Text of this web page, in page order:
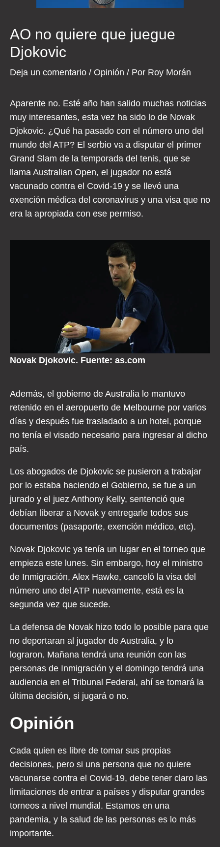
AO no quiere que juegue
Djokovic
Deja un comentario / Opinión / Por Roy Morán
Aparente no. Esté año han salido muchas noticias
muy interesantes, esta vez ha sido lo de Novak
Djokovic. ¿Qué ha pasado con el número uno del
mundo del ATP? El serbio va a disputar el primer
Grand Slam de la temporada del tenis, que se
llama Australian Open, el jugador no está
vacunado contra el Covid-19 y se llevó una
exención médica del coronavirus y una visa que no
era la apropiada con ese permiso.
Novak Djokovic. Fuente: as.com
Además, el gobierno de Australia lo mantuvo
retenido en el aeropuerto de Melbourne por varios
días y después fue trasladado a un hotel, porque
no tenía el visado necesario para ingresar al dicho
país.
Los abogados de Djokovic se pusieron a trabajar
por lo estaba haciendo el Gobierno, se fue a un
jurado y el juez Anthony Kelly, sentenció que
debían liberar a Novak y entregarle todos sus
documentos (pasaporte, exención médico, etc).
Novak Djokovic ya tenía un lugar en el torneo que
empieza este lunes. Sin embargo, hoy el ministro
de Inmigración, Alex Hawke, canceló la visa del
número uno del ATP nuevamente, está es la
segunda vez que sucede.
La defensa de Novak hizo todo lo posible para que
no deportaran al jugador de Australia, y lo
lograron. Mañana tendrá una reunión con las
personas de Inmigración y el domingo tendrá una
audiencia en el Tribunal Federal, ahí se tomará la
última decisión, si jugará o no.
Opinión
Cada quien es libre de tomar sus propias
decisiones, pero si una persona que no quiere
vacunarse contra el Covid-19, debe tener claro las
limitaciones de entrar a países y disputar grandes
torneos a nivel mundial. Estamos en una
pandemia, y la salud de las personas es lo más
importante.